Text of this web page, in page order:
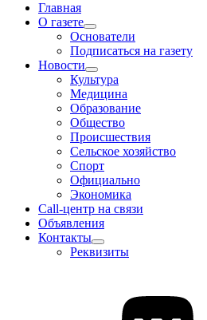
Главная
О газете
Основатели
Подписаться на газету
Новости
Культура
Медицина
Образование
Общество
Происшествия
Сельское хозяйство
Спорт
Официально
Экономика
Call-центр на связи
Объявления
Контакты
Реквизиты